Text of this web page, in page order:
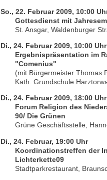
So., 22. Februar 2009, 10:00
Gottesdienst mit
St. Ansgar, Waldenburger
Di., 24. Februar 2009, 10:00 Uhr
Ergebnispräsentation im
"Comenius"
(mit Bürgermeister Thomas
Kath. Grundschule
Di., 24. Februar 2009, 18:00 Uhr
Forum Religion des
90/ Die Grünen
Grüne Geschäftsstelle,
Di., 24. Februar, 19:00 Uhr
Koordinationstreffen der
Lichterkette09
Stadtparkrestaurant,